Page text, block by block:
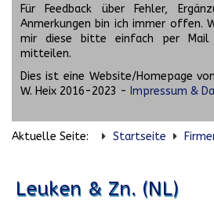
Für Feedback über Fehler,
Anmerkungen bin ich immer offen.
mir diese bitte einfach per Mail
mitteilen.
Dies ist eine Website/Homepage von
W. Heix 2016-2023 - Impressum &
Aktuelle Seite: Startseite
Leuken & Zn. (NL)